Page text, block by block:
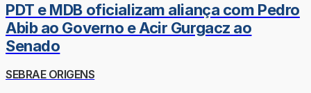
PDT e MDB oficializam aliança com Pedro
Abib ao Governo e Acir Gurgacz ao
Senado
SEBRAE ORIGENS